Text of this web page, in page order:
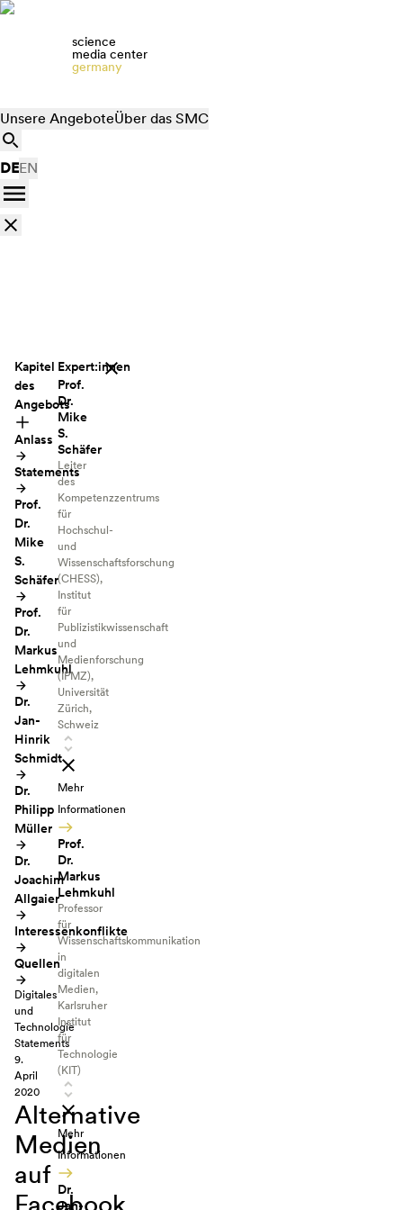
science
media center
germany
Unsere AngeboteÜber das SMC
DEEN
Kapitel
des
Angebots
Anlass
Statements
Prof.
Dr.
Mike
S.
Schäfer
Prof.
Dr.
Markus
Lehmkuhl
Dr.
Jan-
Hinrik
Schmidt
Dr.
Philipp
Müller
Dr.
Joachim
Allgaier
Interessenkonflikte
Quellen
Digitales
und
Technologie
Statements
9.
April
2020
Alternative
Medien
auf
Facebook
Expert:innen
Prof.
Dr.
Mike
S.
Schäfer
Leiter
des
Kompetenzzentrums
für
Hochschul-
und
Wissenschaftsforschung
(CHESS),
Institut
für
Publizistikwissenschaft
und
Medienforschung
(IPMZ),
Universität
Zürich,
Schweiz
Mehr
Informationen
Prof.
Dr.
Markus
Lehmkuhl
Professor
für
Wissenschaftskommunikation
in
digitalen
Medien,
Karlsruher
Institut
für
Technologie
(KIT)
Mehr
Informationen
Dr.
Jan-